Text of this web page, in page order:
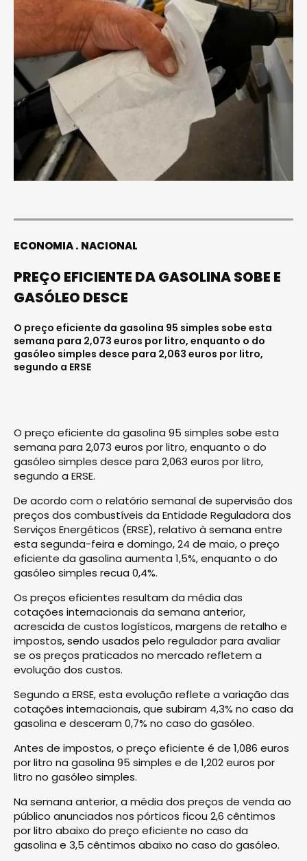
ECONOMIA NACIONAL
PREÇO EFICIENTE DA GASOLINA SOBE E
GASÓLEO DESCE
O preço eficiente da gasolina 95 simples sobe esta
semana para 2,073 euros por litro, enquanto o do
gasóleo simples desce para 2,063 euros por litro,
segundo a ERSE
O preço eficiente da gasolina 95 simples sobe esta
semana para 2,073 euros por litro, enquanto o do
gasóleo simples desce para 2,063 euros por litro,
segundo a ERSE.
De acordo com o relatório semanal de supervisão dos
preços dos combustíveis da Entidade Reguladora dos
Serviços Energéticos (ERSE), relativo à semana entre
esta segunda-feira e domingo, 24 de maio, o preço
eficiente da gasolina aumenta 1,5%, enquanto o do
gasóleo simples recua 0,4%.
Os preços eficientes resultam da média das
cotações internacionais da semana anterior,
acrescida de custos logísticos, margens de retalho e
impostos, sendo usados pelo regulador para avaliar
se os preços praticados no mercado refletem a
evolução dos custos.
Segundo a ERSE, esta evolução reflete a variação das
cotações internacionais, que subiram 4,3% no caso da
gasolina e desceram 0,7% no caso do gasóleo.
Antes de impostos, o preço eficiente é de 1,086 euros
por litro na gasolina 95 simples e de 1,202 euros por
litro no gasóleo simples.
Na semana anterior, a média dos preços de venda ao
público anunciados nos pórticos ficou 2,6 cêntimos
por litro abaixo do preço eficiente no caso da
gasolina e 3,5 cêntimos abaixo no caso do gasóleo.